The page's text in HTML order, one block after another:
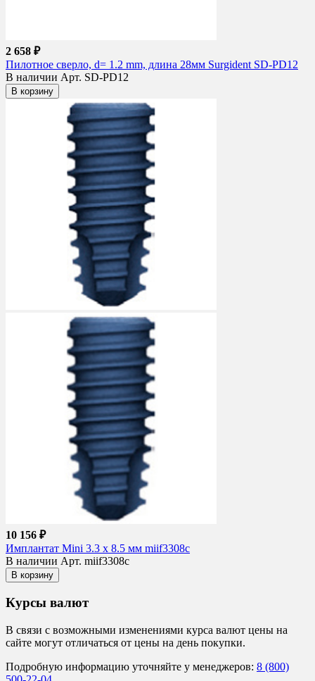
2 658 ₽
Пилотное сверло, d= 1.2 mm, длина 28мм Surgident SD-PD12
В наличии Арт. SD-PD12
В корзину
10 156 ₽
Имплантат Mini 3.3 x 8.5 мм miif3308c
В наличии Арт. miif3308c
В корзину
Курсы валют
В связи с возможными изменениями курса валют цены на
сайте могут отличаться от цены на день покупки.
Подробную информацию уточняйте у менеджеров: 8 (800)